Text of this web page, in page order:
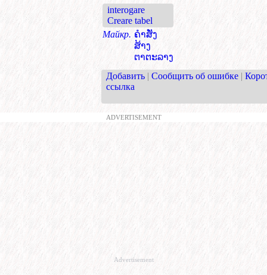
interogare
Creare tabel
Майкр. ຄຳສັ່ງ
ສ້າງ
ຕາຕະລາງ
Добавить | Сообщить об ошибке |
ссылка
ADVERTISEMENT
Advertisement